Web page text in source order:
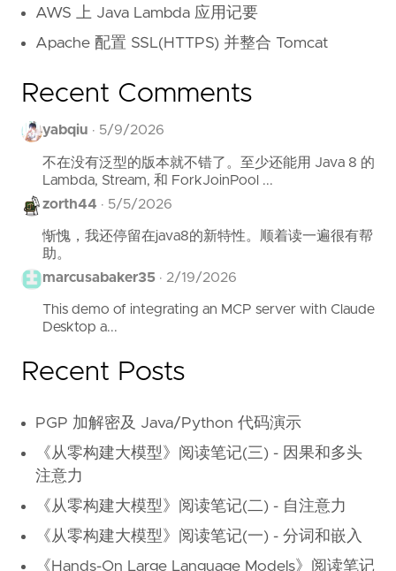
AWS 上 Java Lambda 应用记要
Apache 配置 SSL(HTTPS) 并整合 Tomcat
Recent Comments
yabqiu · 5/9/2026
不在没有泛型的版本就不错了。至少还能用 Java 8 的
Lambda, Stream, 和 ForkJoinPool ...
zorth44 · 5/5/2026
惭愧，我还停留在java8的新特性。顺着读一遍很有帮
助。
marcusabaker35 · 2/19/2026
This demo of integrating an MCP server with Claude
Desktop a...
Recent Posts
PGP 加解密及 Java/Python 代码演示
《从零构建大模型》阅读笔记(三) - 因果和多头
注意力
《从零构建大模型》阅读笔记(二) - 自注意力
《从零构建大模型》阅读笔记(一) - 分词和嵌入
《Hands-On Large Language Models》阅读笔记